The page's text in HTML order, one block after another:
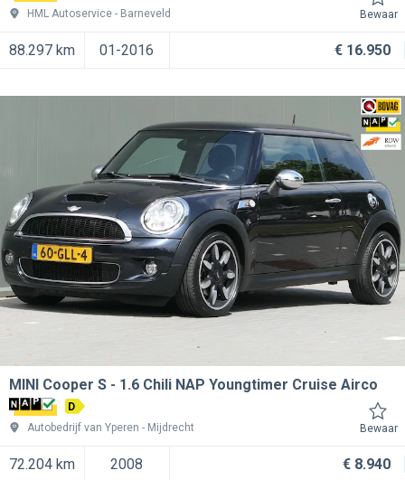
HML Autoservice
Barneveld Bewaar
88.297 km 01-2016 € 16.950
MINI Cooper S 1.6 Chili NAP Youngtimer Cruise Airco
D
Autobedrijf van Yperen
Mijdrecht Bewaar
72.204 km 2008 € 8.940